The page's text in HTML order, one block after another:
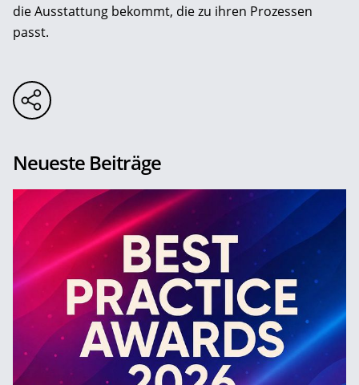
die Ausstattung bekommt, die zu ihren Prozessen
passt.
Neueste Beiträge